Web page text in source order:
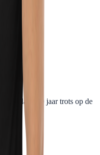
54.61 cm
57.91 cm
64.26 cm
dan 110 jaar trots op de